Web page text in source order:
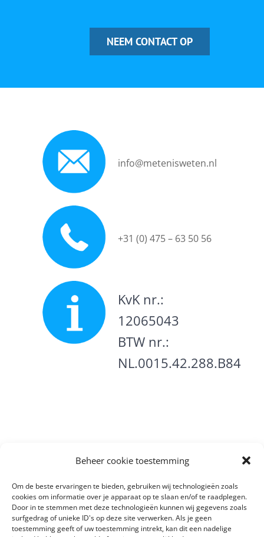
Beheer cookie toestemming
Om de beste ervaringen te bieden, gebruiken wij technologieën zoals
cookies om informatie over je apparaat op te slaan en/of te raadplegen.
Door in te stemmen met deze technologieën kunnen wij gegevens zoals
surfgedrag of unieke ID's op deze site verwerken. Als je geen
toestemming geeft of uw toestemming intrekt, kan dit een nadelige
NEEM CONTACT OP
info@metenisweten.nl
+31 (0) 475 – 63 50 56
KvK nr.:
12065043
BTW nr.:
NL.0015.42.288.B84
© Copyright 2012 - 2026
Meten is
Weten|Algemene Voorwaarden|